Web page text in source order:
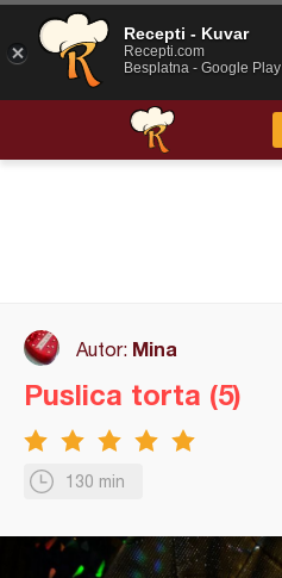
Autor: Mina
130 min
Puslica torta (5)
Recepti - Kuvar
Recepti.com
Besplatna - Google Play